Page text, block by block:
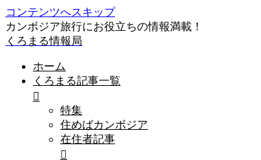
コンテンツへスキップ
カンボジア旅行にお役立ちの情報満載！
くろまる情報局
ホーム
くろまる記事一覧
特集
住めばカンボジア
在住者記事